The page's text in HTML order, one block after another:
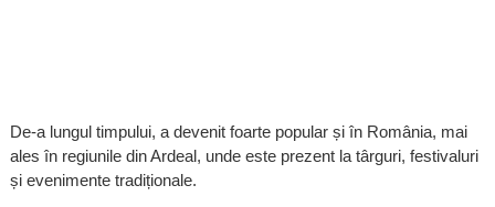
De-a lungul timpului, a devenit foarte popular și în România, mai
ales în regiunile din Ardeal, unde este prezent la târguri, festivaluri
și evenimente tradiționale.